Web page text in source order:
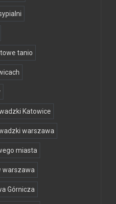
tanio
Katowice
warszawa
miasta
warszawa
Górnicza